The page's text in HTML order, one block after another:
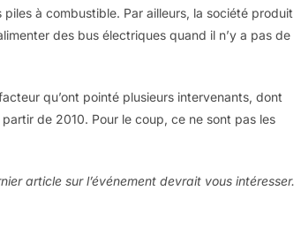
à combustible. Par ailleurs, la société produit
des bus électriques quand il n’y a pas de
qu’ont pointé plusieurs intervenants, dont
de 2010. Pour le coup, ce ne sont pas les
article sur l’événement devrait vous intéresser.